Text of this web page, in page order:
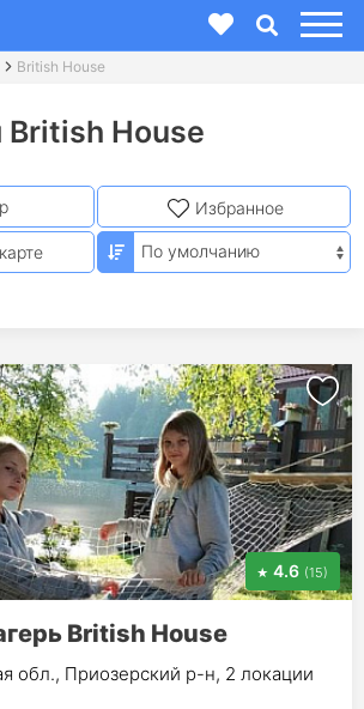
British House
British House
Избранное
4.6 (15)
British House
обл., Приозерский р-н, 2 локации